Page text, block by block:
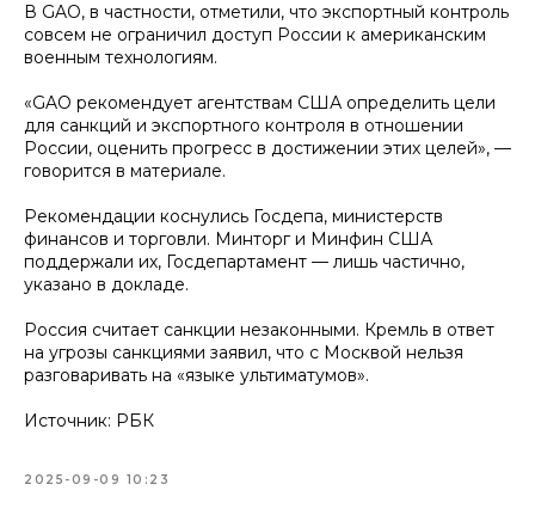
В GAO, в частности, отметили, что экспортный контроль
совсем не ограничил доступ России к американским
военным технологиям.
«GAO рекомендует агентствам США определить цели
для санкций и экспортного контроля в отношении
России, оценить прогресс в достижении этих целей», —
говорится в материале.
Рекомендации коснулись Госдепа, министерств
финансов и торговли. Минторг и Минфин США
поддержали их, Госдепартамент — лишь частично,
указано в докладе.
Россия считает санкции незаконными. Кремль в ответ
на угрозы санкциями заявил, что с Москвой нельзя
разговаривать на «языке ультиматумов».
Источник: РБК
2025-09-09 10:23